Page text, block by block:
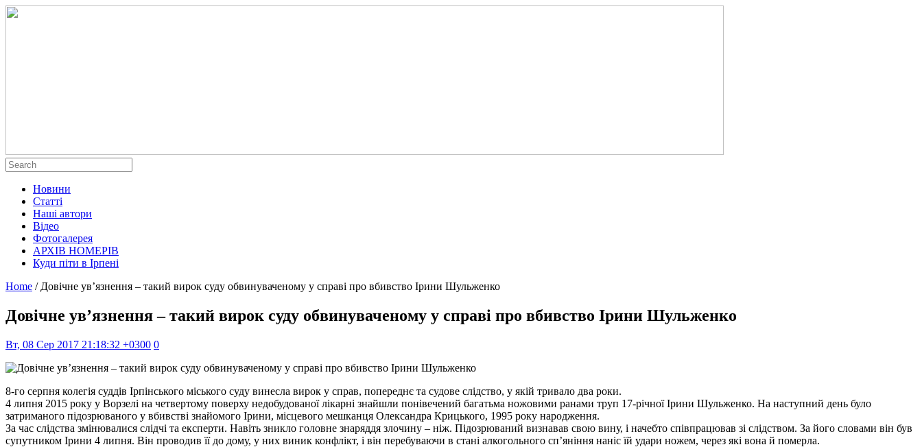
Новини
Статті
Наші автори
Відео
Фотогалерея
АРХІВ НОМЕРІВ
Куди піти в Ірпені
Home / Довічне ув’язнення – такий вирок суду обвинуваченому у справі про вбивство Ірини Шульженко
Довічне ув’язнення – такий вирок суду обвинуваченому у справі про вбивство Ірини Шульженко
Вт, 08 Сер 2017 21:18:32 +0300 0
8-го серпня колегія суддів Ірпінського міського суду винесла вирок у справ, попереднє та судове слідство, у якій тривало два роки.
4 липня 2015 року у Ворзелі на четвертому поверху недобудованої лікарні знайшли понівечений багатьма ножовими ранами труп 17-річної Ірини Шульженко. На наступний день було
затриманого підозрюваного у вбивстві знайомого Ірини, місцевого мешканця Олександра Крицького, 1995 року народження.
За час слідства змінювалися слідчі та експерти. Навіть зникло головне знаряддя злочину – ніж. Підозрюваний визнавав свою вину, і начебто співпрацював зі слідством. За його словами він був
супутником Ірини 4 липня. Він проводив її до дому, у них виник конфлікт, і він перебуваючи в стані алкогольного сп’яніння наніс їй удари ножем, через які вона й померла.